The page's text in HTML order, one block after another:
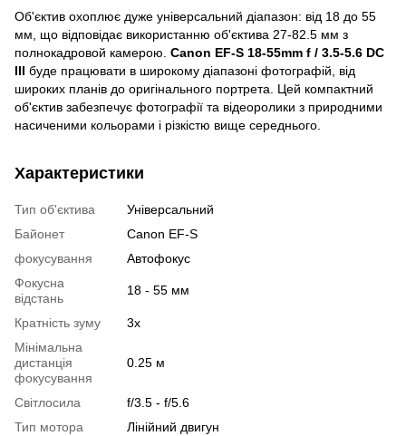
Об'єктив охоплює дуже універсальний діапазон: від 18 до 55
мм, що відповідає використанню об'єктива 27-82.5 мм з
полнокадровой камерою. Canon EF-S 18-55mm f / 3.5-5.6 DC
III буде працювати в широкому діапазоні фотографій, від
широких планів до оригінального портрета. Цей компактний
об'єктив забезпечує фотографії та відеоролики з природними
насиченими кольорами і різкістю вище середнього.
Характеристики
Тип об'єктива
Універсальний
Байонет
Canon EF-S
фокусування
Автофокус
Фокусна
відстань
18 - 55 мм
Кратність зуму
3x
Мінімальна
дистанція
фокусування
0.25 м
Світлосила
f/3.5 - f/5.6
Тип мотора
Лінійний двигун